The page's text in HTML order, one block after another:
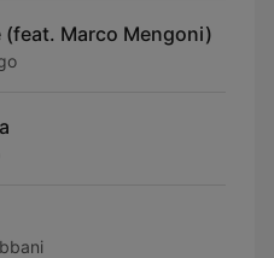
(feat. Marco Mengoni)